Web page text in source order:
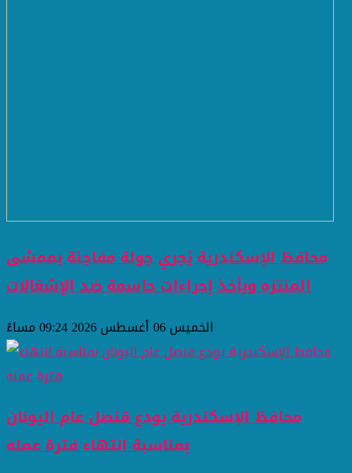
محافظ الإسكندرية يُجري جولة مفاجئة بممشى
المنتزه ويأخذ إجراءات حاسمة ضد الإشغالات
الخميس 06 أغسطس 2026 09:24 مساءً
محافظ الإسكندرية يودع قنصل عام اليونان
بمناسبة انتهاء فترة عمله